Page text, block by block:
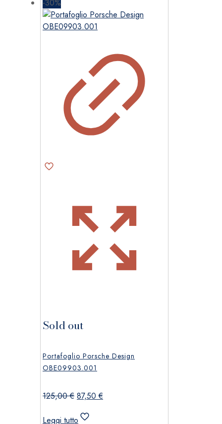
-30%
Sold out
Portafoglio Porsche Design
OBE09903.001
125,00€ Il
originale
87,50€
Leggi tutto